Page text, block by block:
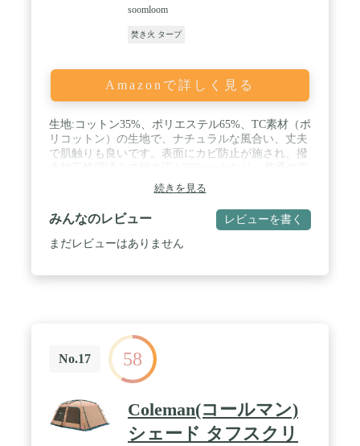
soomloom
焚き火 タープ
Amazonで詳しく見る
生地:コットン35%、ポリエステル65%、TC素材（ポ
リコットン）の生地で、ナチュラルな風合い、丈夫
で肌触りも良いです。表面にカビ防止が施され、撥
なら心配することはないです（傘の耐水圧が450mm
程度になります）。 / サイズ:大きいサイズ(約
300x385cmの長方形となっています。グロメットと
ロープを結ぶループが全16ヶ所が付いていて、色ん
なバリュエーションがアレンジできます。 / 日陰が
ができます。冬になると、皆を囲んで焚き火を楽し
みながらゆったりと過ごせます。 / 持ち運び便利:収
納時(約)36x18cm/(約)44x20cm、専用収納バッグ付い
ていて持ち運びやすいです。
続きを見る
みんなのレビュー レビューを書く
まだレビューはありません
No.17 58
Coleman(コールマン)
シェード タフスクリ